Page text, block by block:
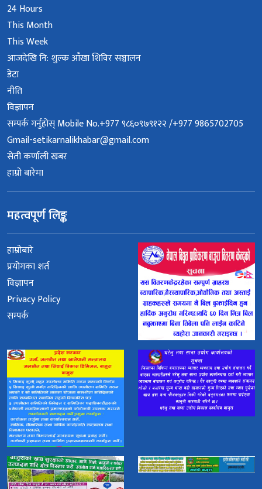
24 Hours
This Month
This Week
आजदेखि नि: शुल्क आँखा शिविर सञ्चालन
डेटा
नीति
विज्ञापन
सम्पर्क गर्नुहोस् Mobile No.+977 ९८६०९७९१२२ /+977 9865702705
Gmail-setikarnalikhabar@gmail.com
सेती कर्णाली खबर
हाम्रो बारेमा
महत्वपूर्ण लिङ्क
हाम्रोबारे
प्रयोगका शर्त
विज्ञापन
Privacy Policy
सम्पर्क